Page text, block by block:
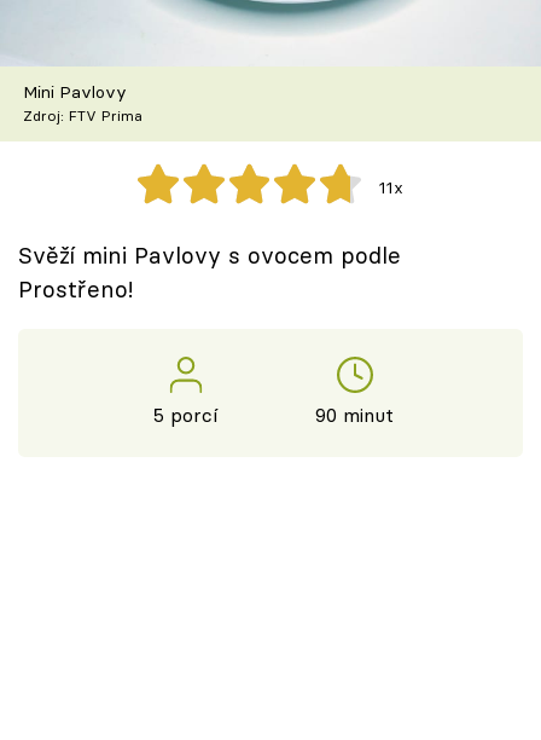
Recepty z TV
Speciál: Cuketa
Těhotnej kuchař
Sledujte prima+
Mini Pavlovy
Zdroj: FTV Prima
11x
Svěží mini Pavlovy s ovocem podle
Prostřeno!
5 porcí 90 minut